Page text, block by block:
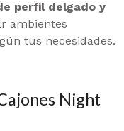
perfil delgado y
ambientes
tus necesidades.
Night